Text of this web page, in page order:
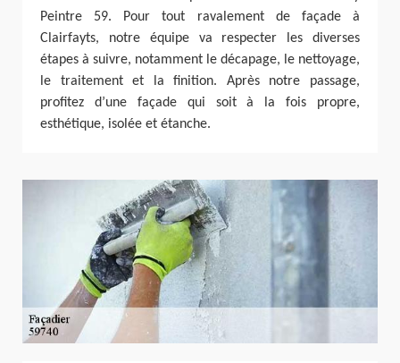
Peintre 59. Pour tout ravalement de façade à
Clairfayts, notre équipe va respecter les diverses
étapes à suivre, notamment le décapage, le nettoyage,
le traitement et la finition. Après notre passage,
profitez d’une façade qui soit à la fois propre,
esthétique, isolée et étanche.